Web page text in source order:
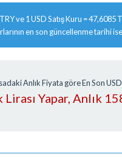
ve 1 USD Satış Kuru =
en son güncellenme tarihi
Anlık Fiyata göre En Son
Yapar, Anlık